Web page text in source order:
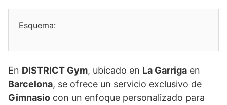
Esquema:
En DISTRICT Gym, ubicado en La Garriga en
Barcelona, se ofrece un servicio exclusivo de
Gimnasio con un enfoque personalizado para